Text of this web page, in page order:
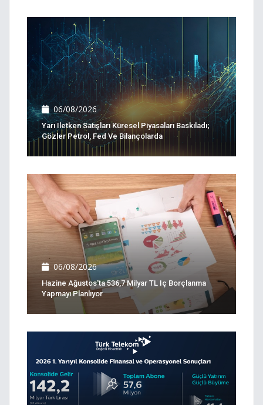
06/08/2026
Yarı Iletken Satışları Küresel Piyasaları Baskıladı;
Gözler Petrol, Fed Ve Bilançolarda
06/08/2026
Hazine Ağustos'ta 536,7 Milyar TL Iç Borçlanma
Yapmayı Planlıyor